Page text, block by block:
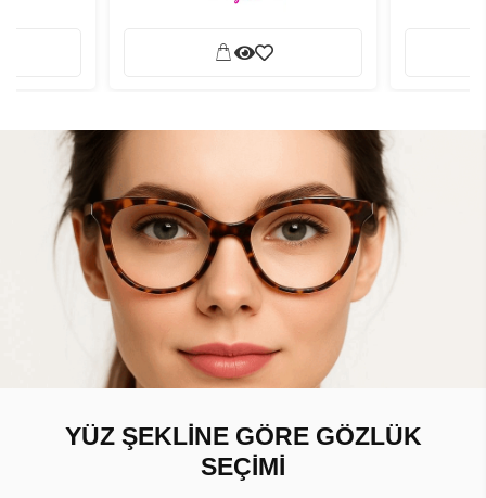
YÜZ ŞEKLİNE GÖRE GÖZLÜK
SEÇİMİ